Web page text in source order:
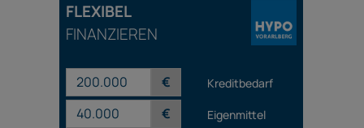
FLEXIBEL
FINANZIEREN
€ Kreditbedarf
€
Eigenmittel